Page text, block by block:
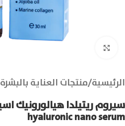
الرئيسية/منتجات العناية بالبشرة
hyaluronic nano serum